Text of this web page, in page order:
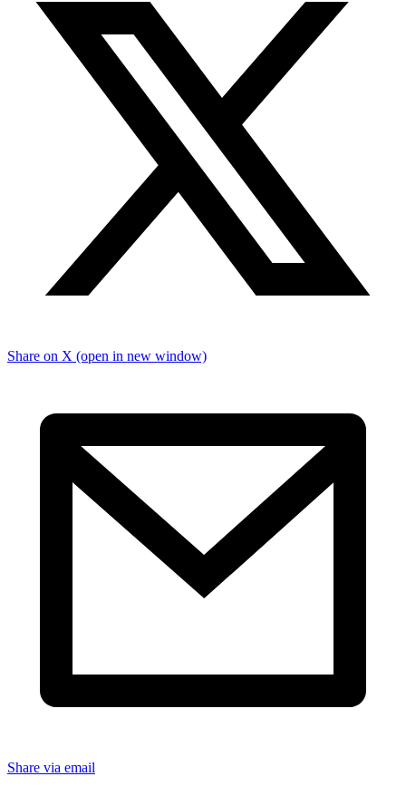
Share on X (open in new window)
Share via email